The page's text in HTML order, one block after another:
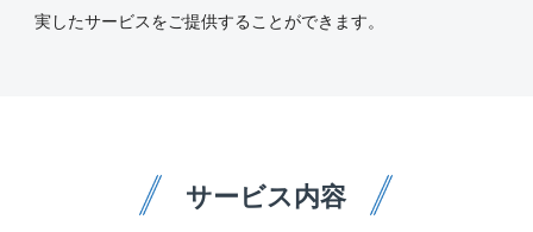
実したサービスをご提供することができます。
サービス内容